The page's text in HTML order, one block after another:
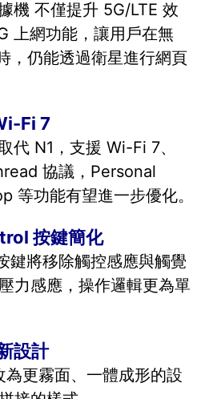
機 不僅提升 5G/LTE 效
上網功能，讓用戶在無
，仍能透過衛星進行網頁
Fi 7
代 N1，支援 Wi-Fi 7、
協議，Personal
等功能有望進一步優化。
按鍵簡化
鍵將移除觸控感應與觸覺
力感應，操作邏輯更為單
設計
更霧面、一體成形的設